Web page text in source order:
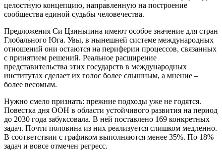
целостную концепцию, направленную на построение
сообщества единой судьбы человечества.
Предложения Си Цзиньпина имеют особое значение для стран
Глобального Юга. Увы, в нынешней системе международных
отношений они остаются на периферии процессов, связанных
с принятием решений. Реальное расширение
представительства этих государств в международных
институтах сделает их голос более слышным, а мнение –
более весомым.
Нужно смело признать: прежние подходы уже не годятся.
Повестка дня ООН в области устойчивого развития на период
до 2030 года забуксовала. В ней поставлено 169 конкретных
задач. Почти половина из них реализуется слишком медленно.
В соответствии с графиком выполняются менее 35%. По 18%
задач и вовсе отмечен регресс.